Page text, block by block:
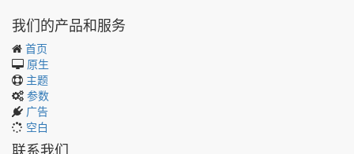
我们的产品和服务
首页
原生
主题
参数
广告
空白
联系我们